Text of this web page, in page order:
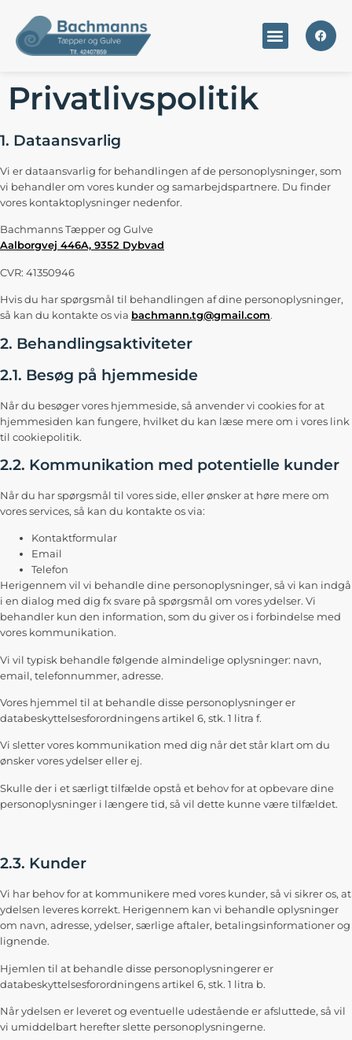
Privatlivspolitik
1. Dataansvarlig
Vi er dataansvarlig for behandlingen af de personoplysninger, som
vi behandler om vores kunder og samarbejdspartnere. Du finder
vores kontaktoplysninger nedenfor.
Bachmanns Tæpper og Gulve
Aalborgvej 446A, 9352 Dybvad
CVR: 41350946
Hvis du har spørgsmål til behandlingen af dine personoplysninger,
så kan du kontakte os via bachmann.tg@gmail.com.
2. Behandlingsaktiviteter
2.1. Besøg på hjemmeside
Når du besøger vores hjemmeside, så anvender vi cookies for at
hjemmesiden kan fungere, hvilket du kan læse mere om i vores link
til cookiepolitik.
2.2. Kommunikation med potentielle kunder
Når du har spørgsmål til vores side, eller ønsker at høre mere om
vores services, så kan du kontakte os via:
Kontaktformular
Email
Telefon
Herigennem vil vi behandle dine personoplysninger, så vi kan indgå
i en dialog med dig fx svare på spørgsmål om vores ydelser. Vi
behandler kun den information, som du giver os i forbindelse med
vores kommunikation.
Vi vil typisk behandle følgende almindelige oplysninger: navn,
email, telefonnummer, adresse.
Vores hjemmel til at behandle disse personoplysninger er
databeskyttelsesforordningens artikel 6, stk. 1 litra f.
Vi sletter vores kommunikation med dig når det står klart om du
ønsker vores ydelser eller ej.
Skulle der i et særligt tilfælde opstå et behov for at opbevare dine
personoplysninger i længere tid, så vil dette kunne være tilfældet.
2.3. Kunder
Vi har behov for at kommunikere med vores kunder, så vi sikrer os, at
ydelsen leveres korrekt. Herigennem kan vi behandle oplysninger
om navn, adresse, ydelser, særlige aftaler, betalingsinformationer og
lignende.
Hjemlen til at behandle disse personoplysningerer er
databeskyttelsesforordningens artikel 6, stk. 1 litra b.
Når ydelsen er leveret og eventuelle udestående er afsluttede, så vil
vi umiddelbart herefter slette personoplysningerne.